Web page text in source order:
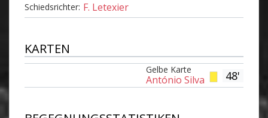
Schiedsrichter: F. Letexier
KARTEN
48'
Gelbe Karte
António Silva